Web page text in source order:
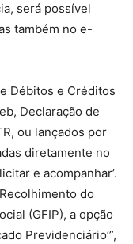
será possível
também no e-
Débitos e Créditos
Declaração de
ou lançados por
diretamente no
e acompanhar’.
do
(GFIP), a opção
Previdenciário’”,